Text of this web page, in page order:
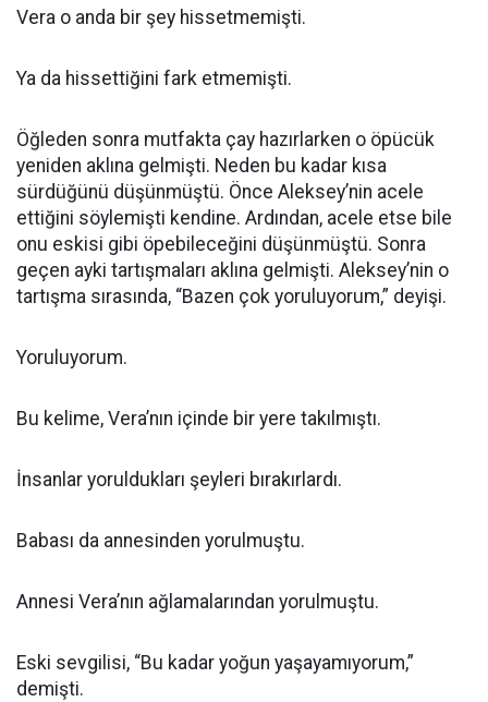
Vera o anda bir şey hissetmemişti.
Ya da hissettiğini fark etmemişti.
Öğleden sonra mutfakta çay hazırlarken o öpücük
yeniden aklına gelmişti. Neden bu kadar kısa
sürdüğünü düşünmüştü. Önce Aleksey’nin acele
ettiğini söylemişti kendine. Ardından, acele etse bile
onu eskisi gibi öpebileceğini düşünmüştü. Sonra
geçen ayki tartışmaları aklına gelmişti. Aleksey’nin o
tartışma sırasında, “Bazen çok yoruluyorum,” deyişi.
Yoruluyorum.
Bu kelime, Vera’nın içinde bir yere takılmıştı.
İnsanlar yoruldukları şeyleri bırakırlardı.
Babası da annesinden yorulmuştu.
Annesi Vera’nın ağlamalarından yorulmuştu.
Eski sevgilisi, “Bu kadar yoğun yaşayamıyorum,”
demişti.